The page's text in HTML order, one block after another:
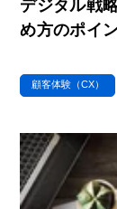
デジタル戦
め方のポイ
顧客体験（CX）